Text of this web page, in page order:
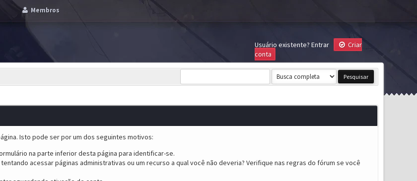
Membros
Usuário existente? Entrar
Criar
conta
Isto pode ser por um dos seguintes motivos:
na parte inferior desta página para identificar-se.
acessar páginas administrativas ou um recurso a qual você não deveria? Verifique nas regras do fórum se você